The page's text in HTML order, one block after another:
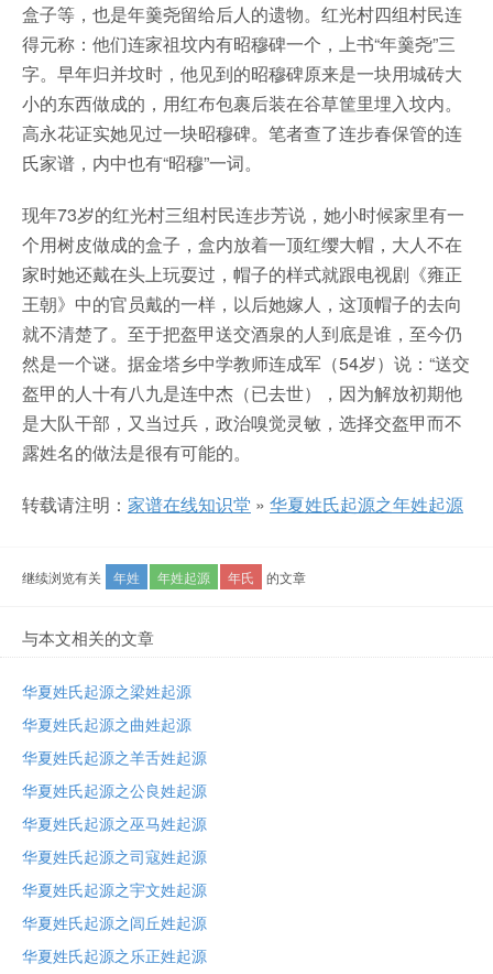
盒子等，也是年羹尧留给后人的遗物。红光村四组村民连
得元称：他们连家祖坟内有昭穆碑一个，上书“年羹尧”三
字。早年归并坟时，他见到的昭穆碑原来是一块用城砖大
小的东西做成的，用红布包裹后装在谷草筐里埋入坟内。
高永花证实她见过一块昭穆碑。笔者查了连步春保管的连
氏家谱，内中也有“昭穆”一词。
现年73岁的红光村三组村民连步芳说，她小时候家里有一
个用树皮做成的盒子，盒内放着一顶红缨大帽，大人不在
家时她还戴在头上玩耍过，帽子的样式就跟电视剧《雍正
王朝》中的官员戴的一样，以后她嫁人，这顶帽子的去向
就不清楚了。至于把盔甲送交酒泉的人到底是谁，至今仍
然是一个谜。据金塔乡中学教师连成军（54岁）说：“送交
盔甲的人十有八九是连中杰（已去世），因为解放初期他
是大队干部，又当过兵，政治嗅觉灵敏，选择交盔甲而不
露姓名的做法是很有可能的。
转载请注明： 家谱在线知识堂 » 华夏姓氏起源之年姓起源
继续浏览有关 年姓 年姓起源 年氏 的文章
与本文相关的文章
华夏姓氏起源之梁姓起源
华夏姓氏起源之曲姓起源
华夏姓氏起源之羊舌姓起源
华夏姓氏起源之公良姓起源
华夏姓氏起源之巫马姓起源
华夏姓氏起源之司寇姓起源
华夏姓氏起源之宇文姓起源
华夏姓氏起源之闾丘姓起源
华夏姓氏起源之乐正姓起源